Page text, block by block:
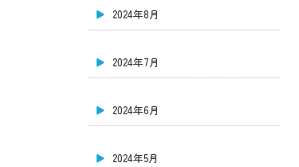
2024年8月
2024年7月
2024年6月
2024年5月